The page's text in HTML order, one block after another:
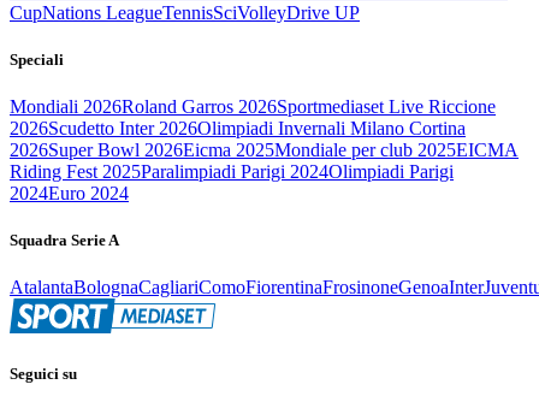
CupNations LeagueTennisSciVolleyDrive UP
Speciali
Mondiali 2026Roland Garros 2026Sportmediaset Live Riccione
2026Scudetto Inter 2026Olimpiadi Invernali Milano Cortina
2026Super Bowl 2026Eicma 2025Mondiale per club 2025EICMA
Riding Fest 2025Paralimpiadi Parigi 2024Olimpiadi Parigi
2024Euro 2024
Squadra Serie A
AtalantaBolognaCagliariComoFiorentinaFrosinoneGenoaInter
Seguici su